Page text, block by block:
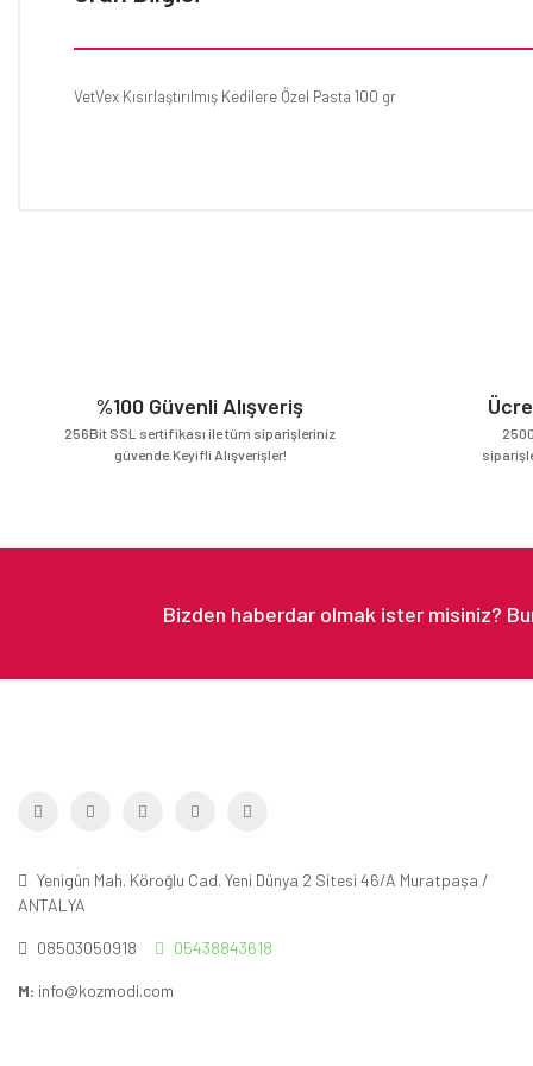
VetVex Kısırlaştırılmış Kedilere Özel Pasta 100 gr
Bu ürüne benzer farklı alternatifler olmalı.
%100 Güvenli Alışveriş
256Bit SSL sertifikası ile tüm siparişleriniz
güvende.Keyifli Alışverişler!
Yenigün Mah. Köroğlu Cad. Yeni Dünya 2 Sitesi 46/A Muratpaşa /
ANTALYA
08503050918 05438843618
M: info@kozmodi.com